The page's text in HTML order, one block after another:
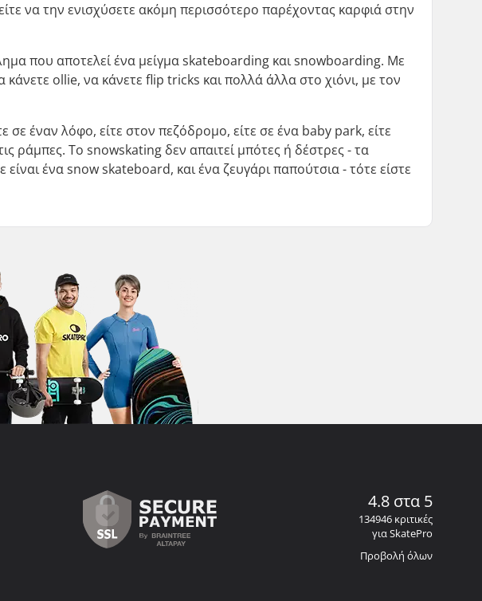
να την ενισχύσετε ακόμη περισσότερο παρέχοντας καρφιά στην
που αποτελεί ένα μείγμα skateboarding και snowboarding. Με
ollie, να κάνετε flip tricks και πολλά άλλα στο χιόνι, με τον
έναν λόφο, είτε στον πεζόδρομο, είτε σε ένα baby park, είτε
ράμπες. Το snowskating δεν απαιτεί μπότες ή δέστρες - τα
ένα snow skateboard, και ένα ζευγάρι παπούτσια - τότε είστε
4.8 στα 5
134946 κριτικές
για SkatePro
Προβολή όλων